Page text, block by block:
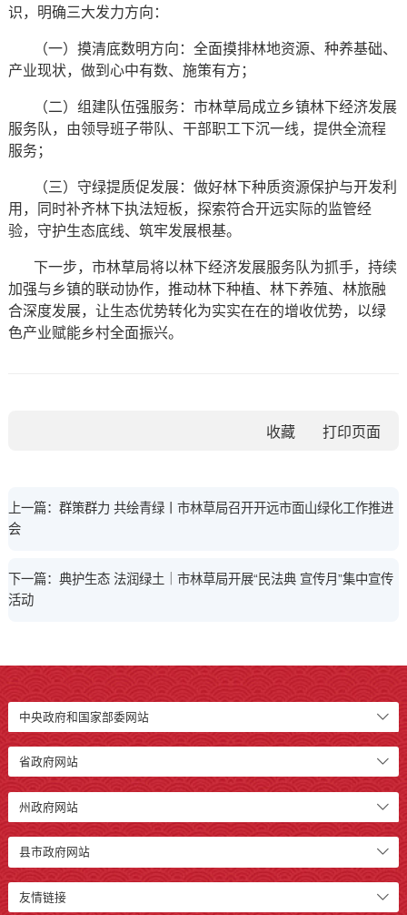
识，明确三大发力方向：
（一）摸清底数明方向：全面摸排林地资源、种养基础、
产业现状，做到心中有数、施策有方；
（二）组建队伍强服务：市林草局成立乡镇林下经济发展
服务队，由领导班子带队、干部职工下沉一线，提供全流程
服务；
（三）守绿提质促发展：做好林下种质资源保护与开发利
用，同时补齐林下执法短板，探索符合开远实际的监管经
验，守护生态底线、筑牢发展根基。
下一步，市林草局将以林下经济发展服务队为抓手，持续
加强与乡镇的联动协作，推动林下种植、林下养殖、林旅融
合深度发展，让生态优势转化为实实在在的增收优势，以绿
色产业赋能乡村全面振兴。
收藏
上一篇：群策群力 共绘青绿丨市林草局召开开远市面山绿化工作推进
会
下一篇：典护生态 法润绿土｜市林草局开展“民法典 宣传月”集中宣传
活动
中央政府和国家部委网站
省政府网站
州政府网站
县市政府网站
友情链接